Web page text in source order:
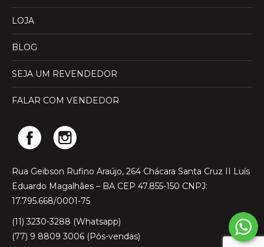
LOJA
BLOG
SEJA UM REVENDEDOR
FALAR COM VENDEDOR
Rua Geibson Rufino Araújo, 264 Chácara Santa Cruz II Luís
Eduardo Magalhães – BA CEP 47.855-150 CNPJ:
17.795.668/0001-75
(11) 3230-3288 (Whatsapp)
(77) 9 8809 3006 (Pós-vendas)